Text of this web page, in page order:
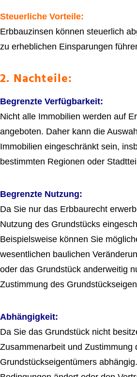
Steuerliche Vorteile:
Erbbauzinsen können steuerlich
zu erheblichen Einsparungen
2. Nachteile:
Begrenzte Verfügbarkeit:
Nicht alle Immobilien werden auf
angeboten. Daher kann die
Immobilien eingeschränkt sein,
bestimmten Regionen oder
Begrenzte Nutzung:
Da Sie nur das Erbbaurecht
Nutzung des Grundstücks
Beispielsweise können Sie
wesentlichen baulichen
oder das Grundstück anderweitig
Zustimmung des
Abhängigkeit:
Da Sie das Grundstück nicht
Zusammenarbeit und Zustimmung
Grundstückseigentümers